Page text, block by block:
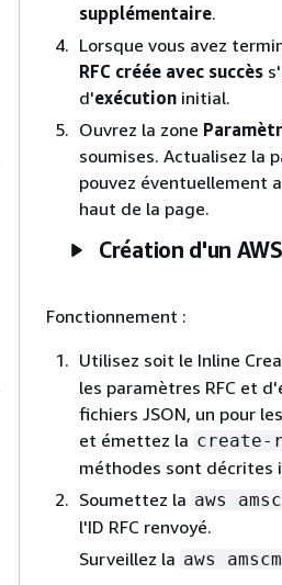
supplémentaire.
Lorsque vous avez
RFC créée avec succès
d'exécution initial.
Ouvrez la zone
soumises. Actualisez la
pouvez éventuellement
haut de la page.
Création d'un
Fonctionnement :
Utilisez soit le Inline
les paramètres RFC et
fichiers JSON, un pour
et émettez la create-
méthodes sont décrites
Soumettez la aws
l'ID RFC renvoyé.
Surveillez la aws